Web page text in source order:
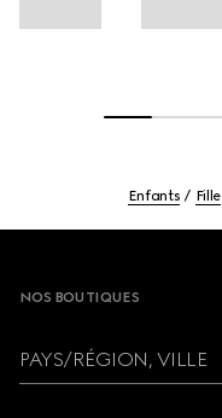
Enfants Fille
NOS BOUTIQUES
PAYS/RÉGION, VILLE